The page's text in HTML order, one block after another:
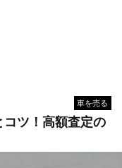
車を売る
ツ！高額査定の